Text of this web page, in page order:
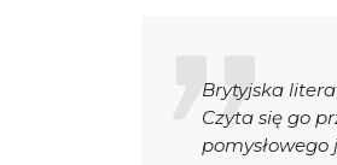
Brytyjska
Czyta się go